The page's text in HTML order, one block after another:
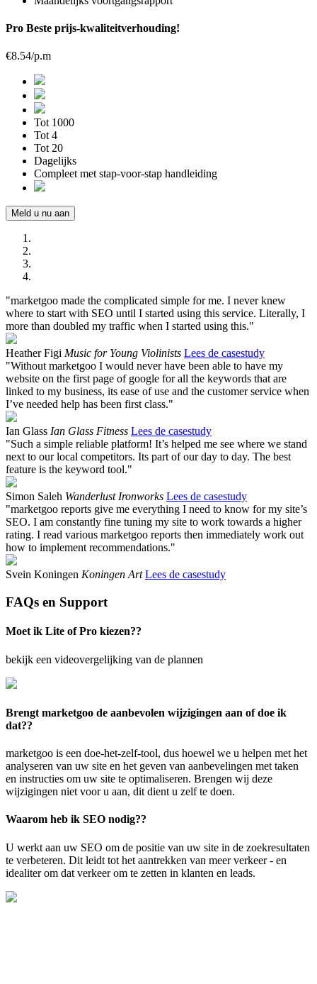
Pro Beste prijs-kwaliteitverhouding!
€8.54/p.m
Tot 1000
Tot 4
Tot 20
Dagelijks
Compleet met stap-voor-stap handleiding
Meld u nu aan
"marketgoo made the complicated simple for me. I never knew
where to start with SEO until I started using this service. Literally, I
more than doubled my traffic when I started using this."
Heather Figi Music for Young Violinists Lees de casestudy
"Without marketgoo I would never have been able to have my
website on the first page of google for all the keywords that are
linked to my business, its ease of use and the customer service when
I’ve needed help has been first class."
Ian Glass Ian Glass Fitness Lees de casestudy
"Such a simple reliable platform! It’s helped me see where we stand
next to our local competitors. Its part of our day to day. The best
feature is the keyword tool."
Simon Saleh Wanderlust Ironworks Lees de casestudy
"marketgoo reports give me everything I need to know for my site’s
SEO. I am constantly fine tuning my site to work towards a higher
rating. I read various marketgoo reports then immediately work out
how to implement recommendations."
Svein Koningen Koningen Art Lees de casestudy
FAQs en Support
Moet ik Lite of Pro kiezen??
bekijk een videovergelijking van de plannen
Brengt marketgoo de aanbevolen wijzigingen aan of doe ik
dat??
marketgoo is een doe-het-zelf-tool, dus hoewel we u helpen met het
analyseren van uw site en het geven van aanbevelingen met taken
en instructies om uw site te optimaliseren. Brengen wij deze
wijzigingen niet voor u aan, dit dient u zelf te doen.
Waarom heb ik SEO nodig??
U werkt aan uw SEO om de positie van uw site in de zoekresultaten
te verbeteren. Dit leidt tot het aantrekken van meer verkeer - en
idealiter om dat verkeer om te zetten in klanten en leads.